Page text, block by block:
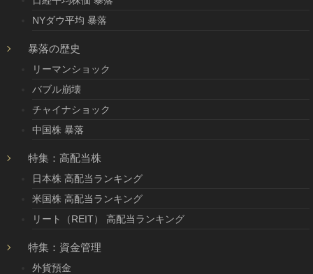
NYダウ平均 暴落
暴落の歴史
リーマンショック
バブル崩壊
チャイナショック
中国株 暴落
特集：高配当株
日本株 高配当ランキング
米国株 高配当ランキング
リート（REIT） 高配当ランキング
特集：資金管理
外貨預金